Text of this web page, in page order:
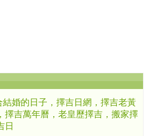
結婚的日子，擇吉日網，擇吉老黃
擇吉萬年曆，老皇歷擇吉，搬家擇
日